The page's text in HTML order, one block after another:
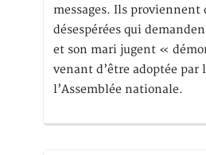
messages. Ils proviennent
désespérées qui
et son mari jugent «
venant d’être adoptée par
l’Assemblée nationale.